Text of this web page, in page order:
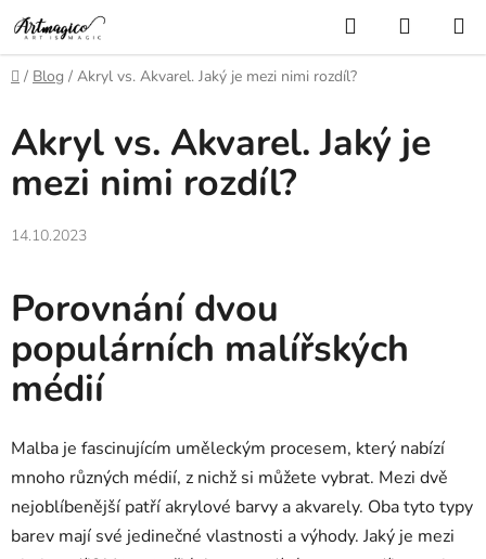
Přejít
na
obsah
Hledat
KOŠÍK
Domů
/ Blog / Akryl vs. Akvarel. Jaký je mezi nimi rozdíl?
Akryl vs. Akvarel. Jaký je
mezi nimi rozdíl?
14.10.2023
Porovnání dvou
populárních malířských
médií
Malba je fascinujícím uměleckým procesem, který nabízí
mnoho různých médií, z nichž si můžete vybrat. Mezi dvě
nejoblíbenější patří akrylové barvy a akvarely. Oba tyto typy
barev mají své jedinečné vlastnosti a výhody. Jaký je mezi